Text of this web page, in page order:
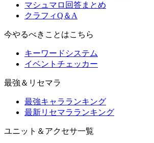
マシュマロ回答まとめ
クラフィQ＆A
今やるべきことはこちら
キーワードシステム
イベントチェッカー
最強＆リセマラ
最強キャラランキング
最新リセマラランキング
ユニット＆アクセサ一覧